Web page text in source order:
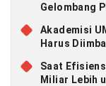
Gelombang
Akademisi
Harus
Saat
Miliar Lebih